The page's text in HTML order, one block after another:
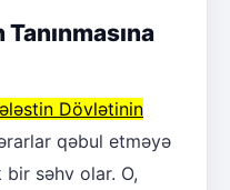
Dövlətinin
qəbul etməyə
səhv olar. O,